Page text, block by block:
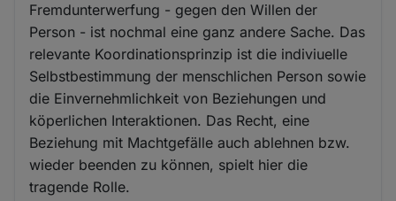
Fremdunterwerfung - gegen den Willen der
Person - ist nochmal eine ganz andere Sache. Das
relevante Koordinationsprinzip ist die indiviuelle
Selbstbestimmung der menschlichen Person sowie
die Einvernehmlichkeit von Beziehungen und
köperlichen Interaktionen. Das Recht, eine
Beziehung mit Machtgefälle auch ablehnen bzw.
wieder beenden zu können, spielt hier die
tragende Rolle.